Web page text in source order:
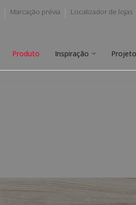
Marcação prévia Localizador de lojas
Produto Inspiração